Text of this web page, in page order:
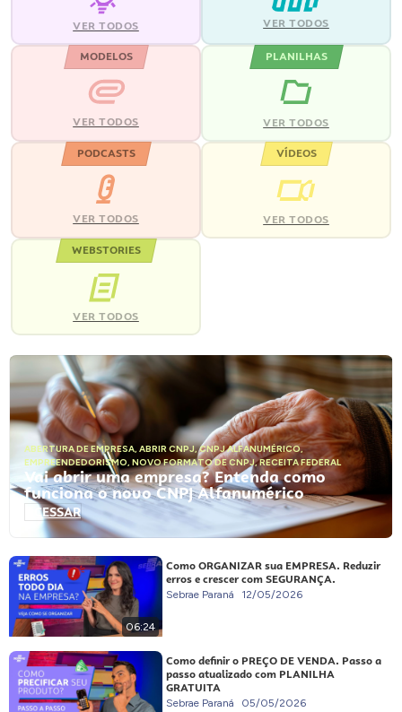
VER TODOS VER TODOS
MODELOS
VER TODOS
PLANILHAS
VER TODOS
PODCASTS
VER TODOS
VÍDEOS
VER TODOS
WEBSTORIES
VER TODOS
ABERTURA DE EMPRESA, ABRIR CNPJ,CNPJ ALFANUMÉRICO,
EMPREENDEDORISMO, NOVO FORMATO DE CNPJ,RECEITA FEDERAL
Vai abrir uma empresa? Entenda como
funciona o novo CNPJ Alfanumérico
ACESSAR
06:24
Como ORGANIZAR sua EMPRESA. Reduzir
erros e crescer com SEGURANÇA.
Sebrae Paraná 12/05/2026
Como definir o PREÇO DE VENDA. Passo a
passo atualizado com PLANILHA
GRATUITA
Sebrae Paraná 05/05/2026